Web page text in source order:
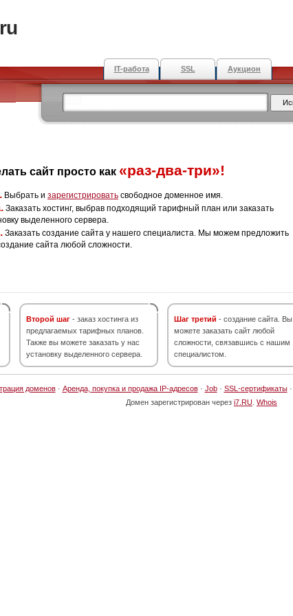
IT-работа SSL Аукцион
сайт просто как «раз-два-три»!
Выбрать и зарегистрировать свободное доменное имя.
Заказать хостинг, выбрав подходящий тарифный план или заказать
выделенного сервера.
Заказать создание сайта у нашего специалиста. Мы можем предложить
сайта любой сложности.
Второй шаг - заказ хостинга из
предлагаемых тарифных планов.
Также вы можете заказать у нас
установку выделенного сервера.
Шаг третий - создание сайта. Вы
можете заказать сайт любой
сложности, связавшись с нашим
специалистом.
доменов· Аренда, покупка и продажа IP-адресов· Job· SSL-сертификаты·
Домен зарегистрирован через i7.RU Whois